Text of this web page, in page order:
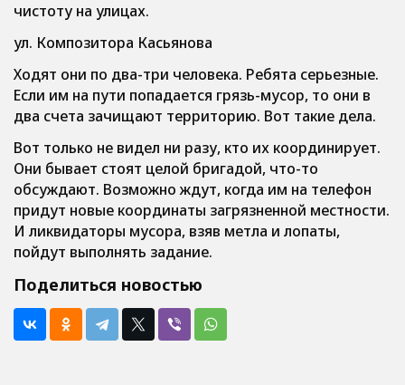
чистоту на улицах.
ул. Композитора Касьянова
Ходят они по два-три человека. Ребята серьезные.
Если им на пути попадается грязь-мусор, то они в
два счета зачищают территорию. Вот такие дела.
Вот только не видел ни разу, кто их координирует.
Они бывает стоят целой бригадой, что-то
обсуждают. Возможно ждут, когда им на телефон
придут новые координаты загрязненной местности.
И ликвидаторы мусора, взяв метла и лопаты,
пойдут выполнять задание.
Поделиться новостью